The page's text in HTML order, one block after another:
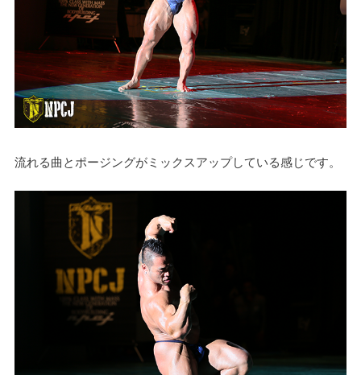
流れる曲とポージングがミックスアップしている感じです。